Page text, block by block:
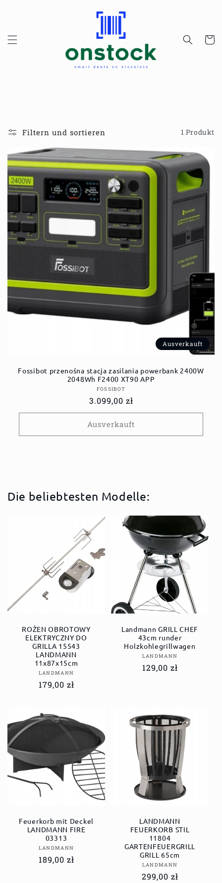
Filtern und sortieren 1 Produkt
Ausverkauft
Fossibot przenośna stacja zasilania powerbank 2400W
2048Wh F2400 XT90 APP
Anbieter:
FOSSIBOT
Normaler
Preis
3.099,00 zł
Ausverkauft
Die beliebtesten Modelle:
ROŻEN OBROTOWY
ELEKTRYCZNY DO
GRILLA 15543
LANDMANN
11x87x15cm
Anbieter:
LANDMANN
Normaler
179,00 zł
Landmann GRILL CHEF
43cm runder
Holzkohlegrillwagen
Anbieter:
LANDMANN
Normaler
129,00 zł
Feuerkorb mit Deckel
LANDMANN FIRE
03313
Anbieter:
LANDMANN
Normaler
189,00 zł
LANDMANN
FEUERKORB STIL
11804
GARTENFEUERGRILL
GRILL 65cm
Anbieter:
LANDMANN
Normaler
299,00 zł